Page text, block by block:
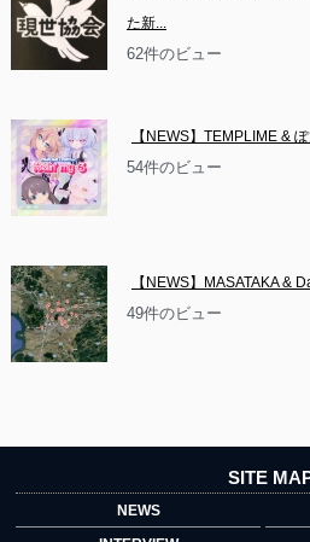
た新...
62件のビュー
【NEWS】TEMPLIME &
54件のビュー
【NEWS】MASATAKA &
49件のビュー
SITE
NEWS